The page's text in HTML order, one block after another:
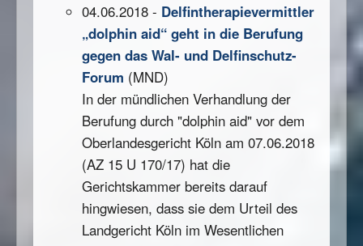
04.06.2018 - Delfintherapievermittler
„dolphin aid“ geht in die Berufung
gegen das Wal- und Delfinschutz-
Forum (MND)
In der mündlichen Verhandlung der
Berufung durch "dolphin aid" vor dem
Oberlandesgericht Köln am 07.06.2018
(AZ 15 U 170/17) hat die
Gerichtskammer bereits darauf
hingwiesen, dass sie dem Urteil des
Landgericht Köln im Wesentlichen